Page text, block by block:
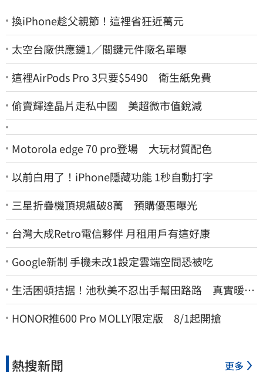
換iPhone趁父親節！這裡省狂近萬元
太空台廠供應鏈1／關鍵元件廠名單曝
這裡AirPods Pro 3只要$5490 衛生紙免費
偷賣輝達晶片走私中國 美超微市值銳減
Motorola edge 70 pro登場 大玩材質配色
以前白用了！iPhone隱藏功能 1秒自動打字
三星折疊機頂規飆破8萬 預購優惠曝光
台灣大成Retro電信夥伴 月租用戶有這好康
Google新制 手機未改1設定雲端空間恐被吃
生活困頓拮据！池秋美不忍出手幫田路路 真實暖舉
曝光
HONOR推600 Pro MOLLY限定版 8/1起開搶
熱搜新聞 更多